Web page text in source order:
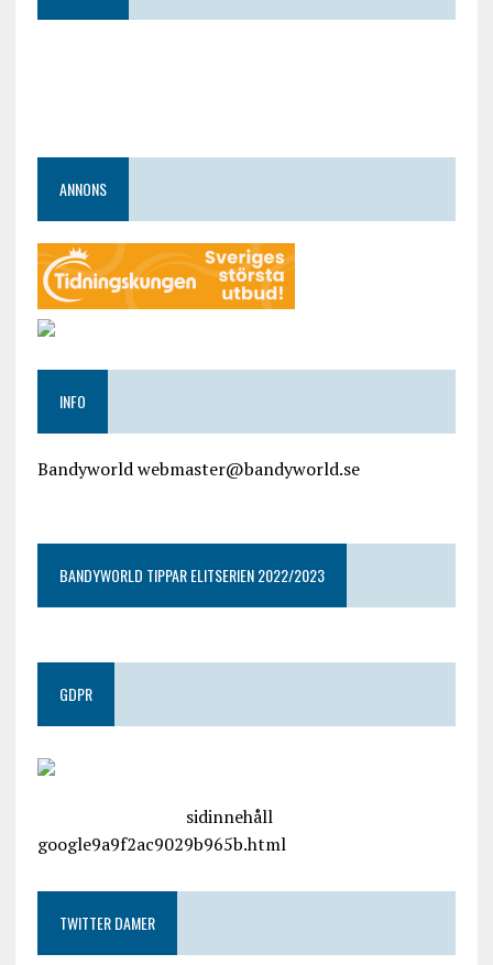
ANNONS
INFO
Bandyworld webmaster@bandyworld.se
BANDYWORLD TIPPAR ELITSERIEN 2022/2023
GDPR
sidinnehåll
google9a9f2ac9029b965b.html
TWITTER DAMER